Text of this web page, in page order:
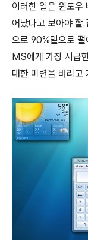
이러한 일은 윈도우
어났다고 보아야 할
으로 90%밑으로 떨
MS에게 가장 시급
대한 미련을 버리고